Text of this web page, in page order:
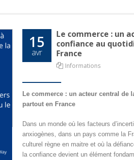
15
avr
Le commerce : un
confiance au
France
Informations
Le commerce : un acteur central de
partout en France
Dans un monde où les facteurs
anxiogènes, dans un pays comme la
culturel règne en maitre et où la
la confiance devient un élément